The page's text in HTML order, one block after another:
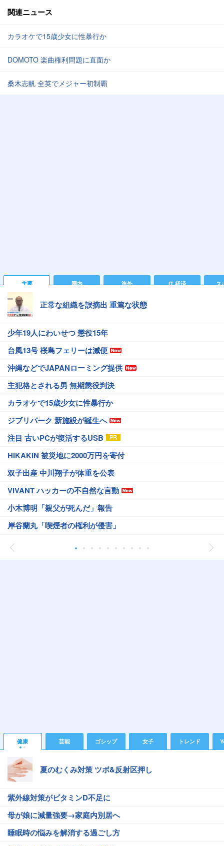
関連ニュース
カラオケで15歳少女に性暴行か
DOMOTO 楽曲権利問題に直面か
桑木志帆 全英でメジャー初制覇
主要 国内 海外 IT 経済 ス
正常な組織を誤摘出 重篤な状態
少年19人にわいせつ 懲役15年
台風13号 桜島フェリーは減便
沖縄などでJAPANローミング提供
主犯格とされる男 無期懲役判決
カラオケで15歳少女に性暴行か
ジブリパーク 新施設が誕生へ
注目 古いPCが復活するUSB
HIKAKIN 被災地に2000万円を寄付
双子出産 中川翔子が体重を公表
VIVANT ハッカーの不自然な言動
小木博明「親父が死んだ」報告
岸谷蘭丸「喫煙者の権利が侵害」
健康 芸能 ゴシップ 女子 トレンド
夏のむくみ対策 ツボ&反射区押し
紫外線対策がビタミンD不足に
母が娘に減量強要→家庭内別居へ
睡眠時の悩みを解消する過ごし方